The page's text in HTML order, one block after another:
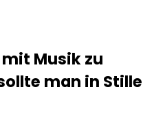
Musik zu
man in Stille